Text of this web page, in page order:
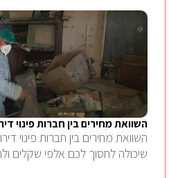
השוואת מחירים בין חברות פינוי
השוואת מחירים בין חברות פינוי
שיכולה לחסוך לכם אלפי שקלים